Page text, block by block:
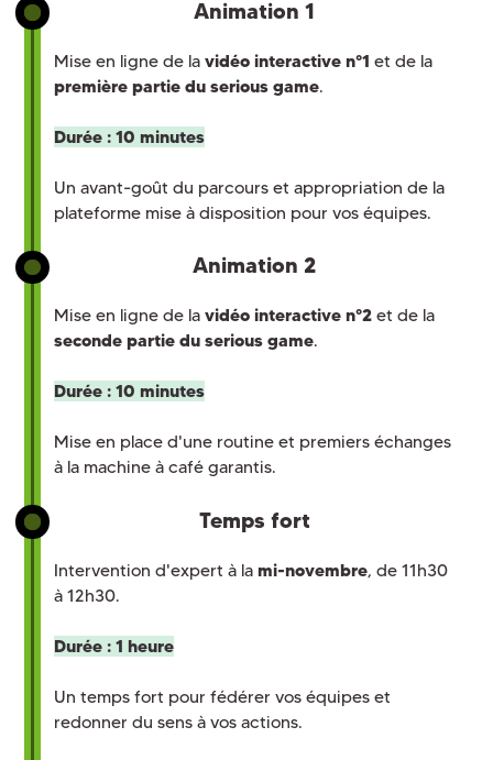
Animation 1
Mise en ligne de la vidéo interactive n°1 et de la
première partie du serious game.
Durée : 10 minutes
Un avant-goût du parcours et appropriation de la
plateforme mise à disposition pour vos équipes.
Animation 2
Mise en ligne de la vidéo interactive n°2et de la
seconde partie du serious game.
Durée : 10 minutes
Mise en place d'une routine et premiers échanges
à la machine à café garantis.
Temps fort
Intervention d'expert à la mi-novembre, de 11h30
à 12h30.
Durée : 1 heure
Un temps fort pour fédérer vos équipes et
redonner du sens à vos actions.